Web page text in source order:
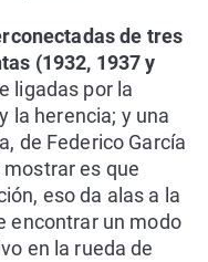
de tres
(1932, 1937 y
ligadas por la
la herencia; y una
de Federico García
es que
eso da alas a la
encontrar un modo
en la rueda de